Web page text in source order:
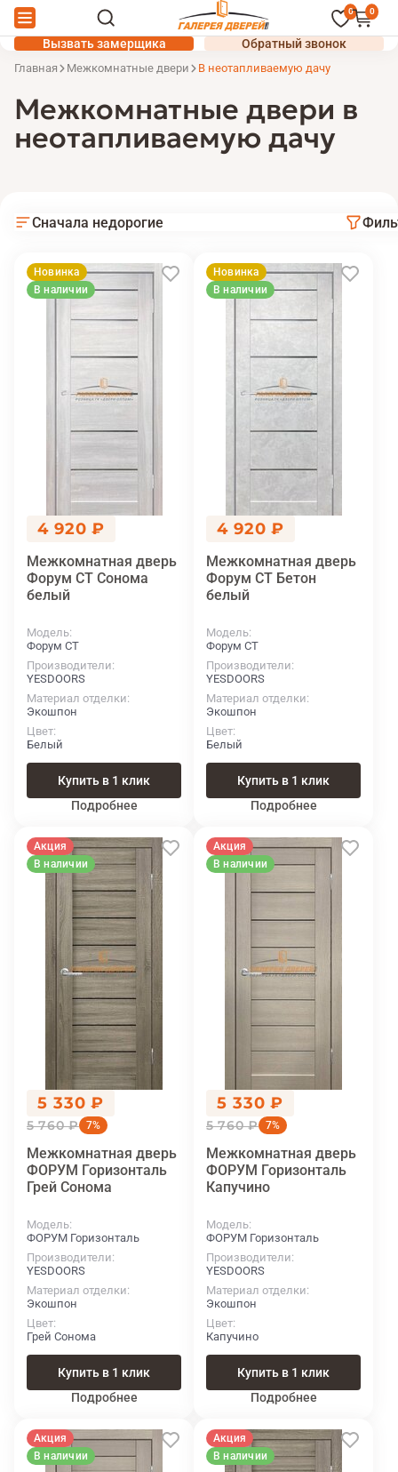
0 0
Вызвать замерщика Обратный звонок
Главная Межкомнатные двери В неотапливаемую дачу
Межкомнатные двери в
неотапливаемую дачу
Сначала недорогие
Новинка
В наличии
4 920 ₽
Межкомнатная дверь
Форум СТ Сонома
белый
Модель
Форум СТ
Производители
YESDOORS
Материал отделки
Экошпон
Цвет
Белый
Купить в 1 клик
Подробнее
Новинка
В наличии
4 920 ₽
Межкомнатная дверь
Форум СТ Бетон
белый
Модель
Форум СТ
Производители
YESDOORS
Материал отделки
Экошпон
Цвет
Белый
Купить в 1 клик
Подробнее
Акция
В наличии
5 330 ₽
5 760 ₽ 7%
Межкомнатная дверь
ФОРУМ Горизонталь
Грей Сонома
Модель
ФОРУМ Горизонталь
Производители
YESDOORS
Материал отделки
Экошпон
Цвет
Грей Сонома
Купить в 1 клик
Подробнее
Акция
В наличии
5 330 ₽
5 760 ₽ 7%
Межкомнатная дверь
ФОРУМ Горизонталь
Капучино
Модель
ФОРУМ Горизонталь
Производители
YESDOORS
Материал отделки
Экошпон
Цвет
Капучино
Купить в 1 клик
Подробнее
Акция
В наличии
Акция
В наличии